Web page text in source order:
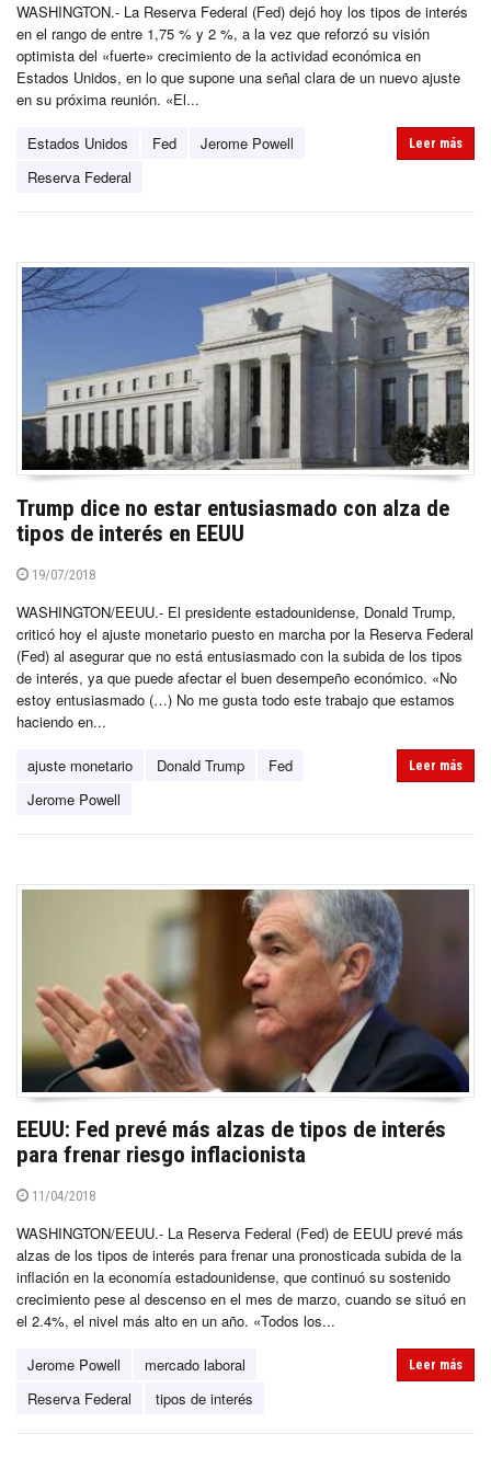
WASHINGTON.- La Reserva Federal (Fed) dejó hoy los tipos de interés
en el rango de entre 1,75 % y 2 %, a la vez que reforzó su visión
optimista del «fuerte» crecimiento de la actividad económica en
Estados Unidos, en lo que supone una señal clara de un nuevo ajuste
en su próxima reunión. «El...
Estados Unidos Fed
Jerome Powell
Reserva Federal
Leer más
Trump dice no estar entusiasmado con alza de
tipos de interés en EEUU
19/07/2018
WASHINGTON/EEUU.- El presidente estadounidense, Donald Trump,
criticó hoy el ajuste monetario puesto en marcha por la Reserva Federal
(Fed) al asegurar que no está entusiasmado con la subida de los tipos
de interés, ya que puede afectar el buen desempeño económico. «No
estoy entusiasmado (…) No me gusta todo este trabajo que estamos
haciendo en...
ajuste monetario Donald Trump
Fed
Jerome Powell
Leer más
EEUU: Fed prevé más alzas de tipos de interés
para frenar riesgo inflacionista
11/04/2018
WASHINGTON/EEUU.- La Reserva Federal (Fed) de EEUU prevé más
alzas de los tipos de interés para frenar una pronosticada subida de la
inflación en la economía estadounidense, que continuó su sostenido
crecimiento pese al descenso en el mes de marzo, cuando se situó en
el 2.4%, el nivel más alto en un año. «Todos los...
Jerome Powell
mercado laboral
Reserva Federal
tipos de interés
Leer más